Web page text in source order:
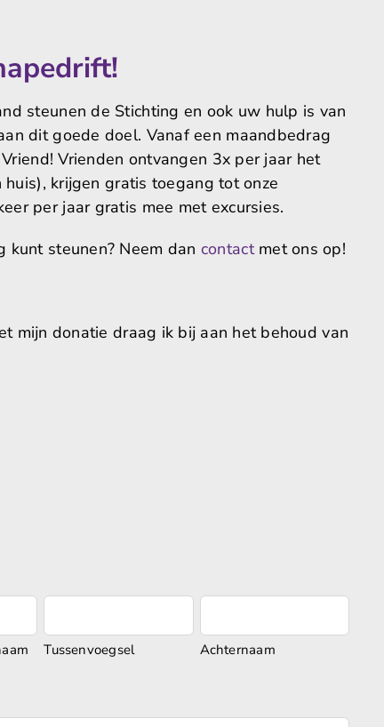
steunen de Stichting en ook uw hulp is van
dit goede doel. Vanaf een maandbedrag
Vrienden ontvangen 3x per jaar het
krijgen gratis toegang tot onze
per jaar gratis mee met excursies.
steunen? Neem dan contactmet ons op!
mijn donatie draag ik bij aan het behoud van
Tussenvoegsel Achternaam